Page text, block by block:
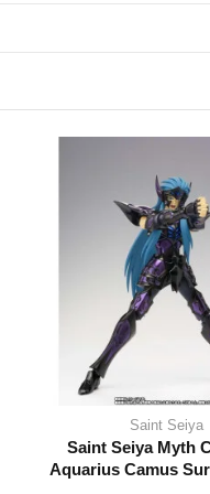
Saint Seiya
Saint Seiya Myth
Aquarius Camus